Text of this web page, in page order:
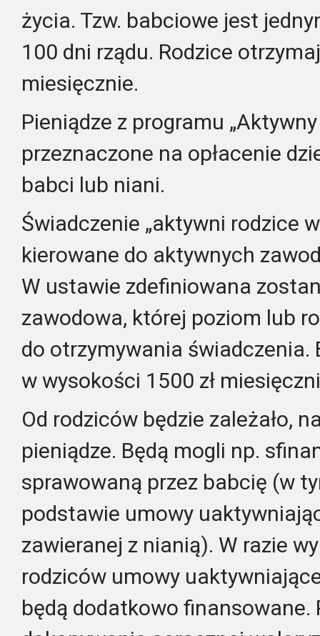
życia. Tzw. babciowe jest
100 dni rządu. Rodzice
miesięcznie.
Pieniądze z programu
przeznaczone na opłacenie
babci lub niani.
Świadczenie „aktywni rodzice
kierowane do aktywnych
W ustawie zdefiniowana
zawodowa, której poziom lub
do otrzymywania świadczenia.
w wysokości 1500 zł
Od rodziców będzie zależało,
pieniądze. Będą mogli np.
sprawowaną przez babcię (w
podstawie umowy
zawieranej z nianią). W razie
rodziców umowy
będą dodatkowo finansowane.